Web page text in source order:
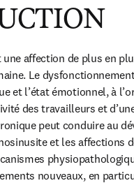
affection de plus en
Le
et l’état émotionnel, à
des travailleurs et
peut conduire au
et les affections
nouveaux, en